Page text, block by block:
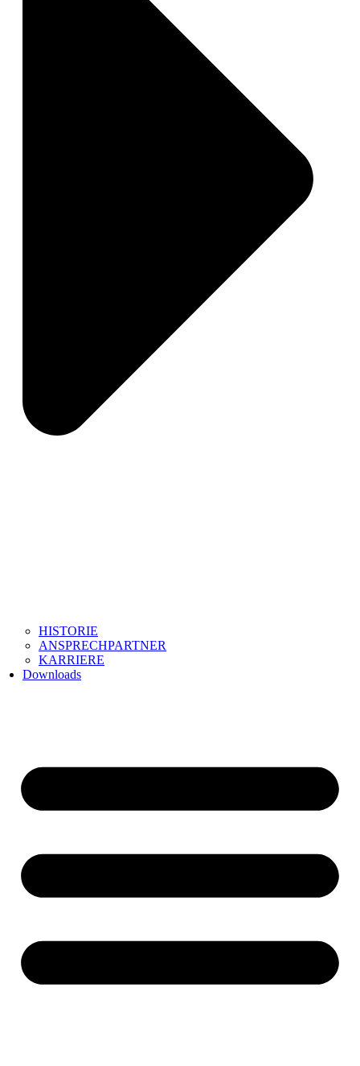
HISTORIE
ANSPRECHPARTNER
KARRIERE
Downloads